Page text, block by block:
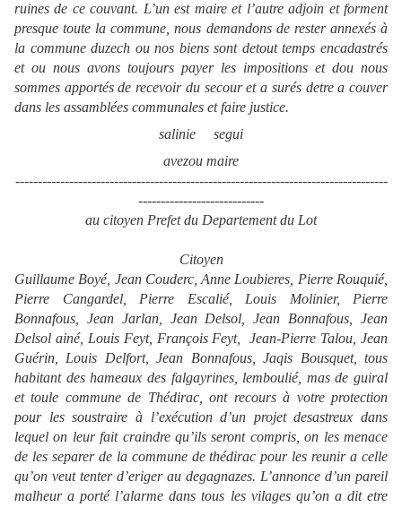
ruines de ce couvant. L’un est maire et l’autre adjoin et forment
presque toute la commune, nous demandons de rester annexés à
la commune duzech ou nos biens sont detout temps encadastrés
et ou nous avons toujours payer les impositions et dou nous
sommes apportés de recevoir du secour et a surés detre a couver
dans les assamblées communales et faire justice.
salinie
segui
avezou maire
-----------------------------------------------------------------------------------
----------------------------
au citoyen Prefet du Departement du Lot
Citoyen
Guillaume Boyé, Jean Couderc, Anne Loubieres, Pierre Rouquié,
Pierre Cangardel, Pierre Escalié, Louis Molinier, Pierre
Bonnafous, Jean Jarlan, Jean Delsol, Jean Bonnafous, Jean
Delsol ainé, Louis Feyt, François Feyt,
Jean-Pierre Talou, Jean
Guérin, Louis Delfort, Jean Bonnafous, Jaqis Bousquet, tous
habitant des hameaux des falgayrines, lemboulié, mas de guiral
et toule commune de Thédirac, ont recours à votre protection
pour les soustraire à l’exécution d’un projet desastreux dans
lequel on leur fait craindre qu’ils seront compris, on les menace
de les separer de la commune de thédirac pour les reunir a celle
qu’on veut tenter d’eriger au degagnazes. L’annonce d’un pareil
malheur a porté l’alarme dans tous les vilages qu’on a dit etre